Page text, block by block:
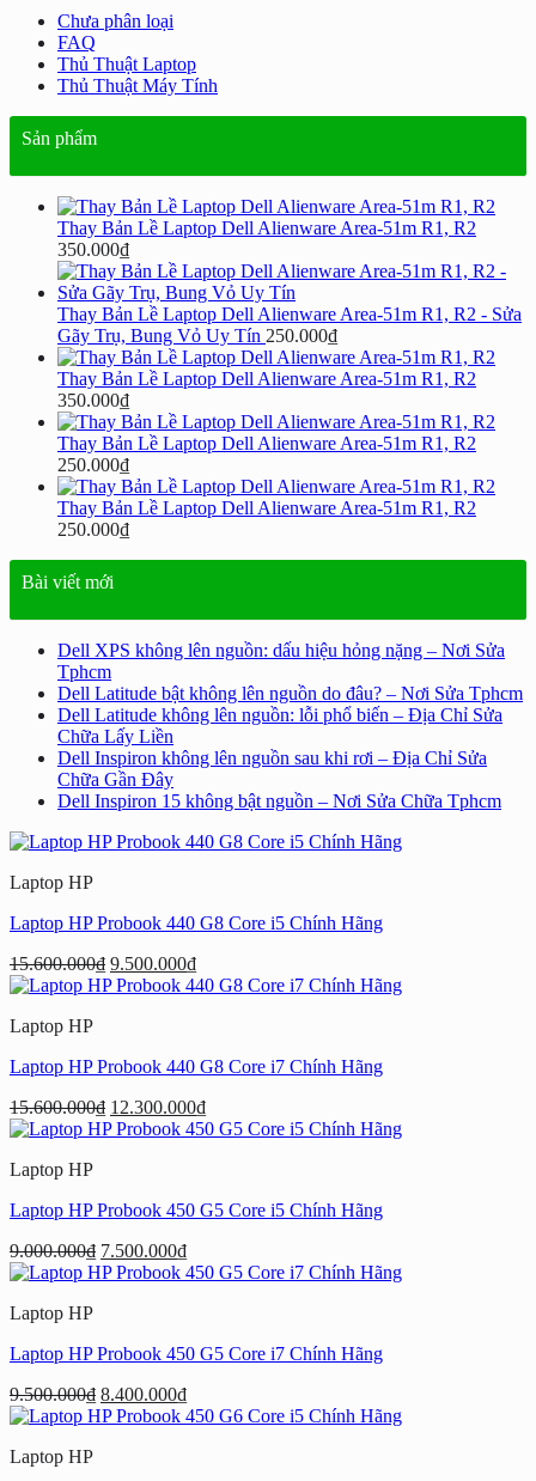
Chưa phân loại
FAQ
Thủ Thuật Laptop
Thủ Thuật Máy Tính
Sản phẩm
Thay Bản Lề Laptop Dell Alienware Area-51m R1, R2
350.000₫
Thay Bản Lề Laptop Dell Alienware Area-51m R1, R2 - Sửa
Gãy Trụ, Bung Vỏ Uy Tín 250.000₫
Thay Bản Lề Laptop Dell Alienware Area-51m R1, R2
350.000₫
Thay Bản Lề Laptop Dell Alienware Area-51m R1, R2
250.000₫
Thay Bản Lề Laptop Dell Alienware Area-51m R1, R2
250.000₫
Bài viết mới
Dell XPS không lên nguồn: dấu hiệu hỏng nặng – Nơi Sửa
Tphcm
Dell Latitude bật không lên nguồn do đâu? – Nơi Sửa Tphcm
Dell Latitude không lên nguồn: lỗi phổ biến – Địa Chỉ Sửa
Chữa Lấy Liền
Dell Inspiron không lên nguồn sau khi rơi – Địa Chỉ Sửa
Chữa Gần Đây
Dell Inspiron 15 không bật nguồn – Nơi Sửa Chữa Tphcm
Laptop HP
Laptop HP Probook 440 G8 Core i5 Chính Hãng
15.600.000₫ Giá
gốc
9.500.000₫Giá
hiện
Laptop HP
Laptop HP Probook 440 G8 Core i7 Chính Hãng
15.600.000₫ Giá
gốc
12.300.000₫Giá
hiện
Laptop HP
Laptop HP Probook 450 G5 Core i5 Chính Hãng
9.000.000₫ Giá
gốc
7.500.000₫Giá
hiện
Laptop HP
Laptop HP Probook 450 G5 Core i7 Chính Hãng
9.500.000₫ Giá
gốc
8.400.000₫Giá
hiện
Laptop HP